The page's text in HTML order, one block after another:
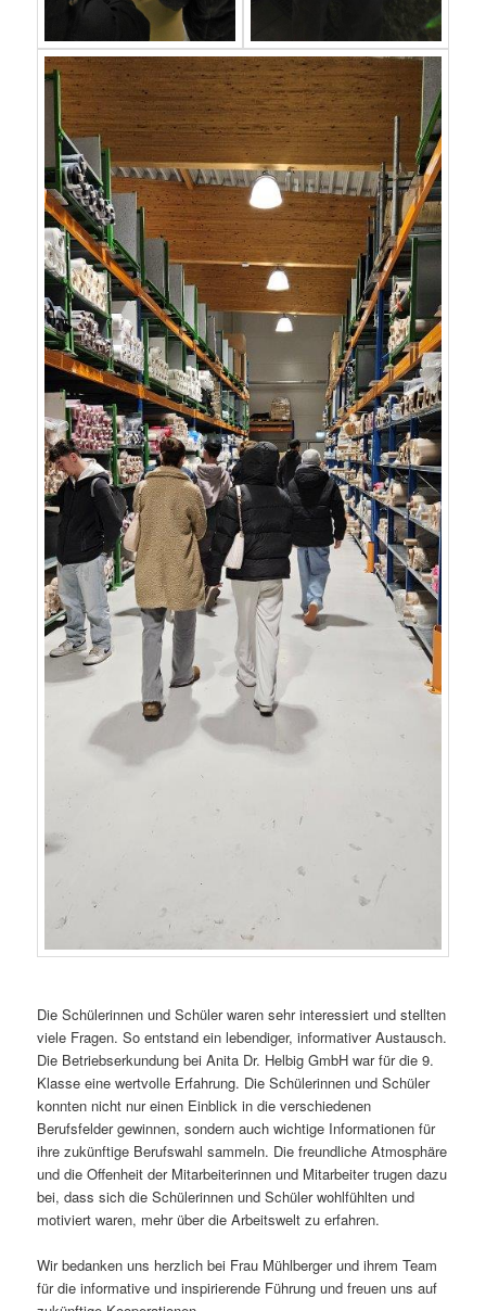
Die Schülerinnen und Schüler waren sehr interessiert und stellten
viele Fragen. So entstand ein lebendiger, informativer Austausch.
Die Betriebserkundung bei Anita Dr. Helbig GmbH war für die 9.
Klasse eine wertvolle Erfahrung. Die Schülerinnen und Schüler
konnten nicht nur einen Einblick in die verschiedenen
Berufsfelder gewinnen, sondern auch wichtige Informationen für
ihre zukünftige Berufswahl sammeln. Die freundliche Atmosphäre
und die Offenheit der Mitarbeiterinnen und Mitarbeiter trugen dazu
bei, dass sich die Schülerinnen und Schüler wohlfühlten und
motiviert waren, mehr über die Arbeitswelt zu erfahren.
Wir bedanken uns herzlich bei Frau Mühlberger und ihrem Team
für die informative und inspirierende Führung und freuen uns auf